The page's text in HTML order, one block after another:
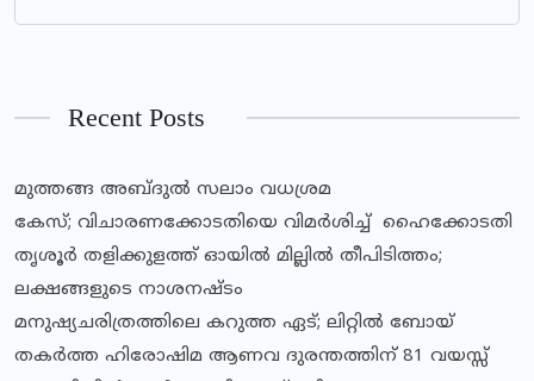
Recent Posts
മുത്തങ്ങ അബ്ദുൽ സലാം വധശ്രമ
കേസ്; വിചാരണക്കോടതിയെ വിമർശിച്ച് ഹൈക്കോടതി
തൃശൂര്‍ തളിക്കുളത്ത് ഓയില്‍ മില്ലില്‍ തീപിടിത്തം;
ലക്ഷങ്ങളുടെ നാശനഷ്ടം
മനുഷ്യചരിത്രത്തിലെ കറുത്ത ഏട്; ലിറ്റിൽ ബോയ്
തകർത്ത ഹിരോഷിമ ആണവ ദുരന്തത്തിന് 81 വയസ്സ്